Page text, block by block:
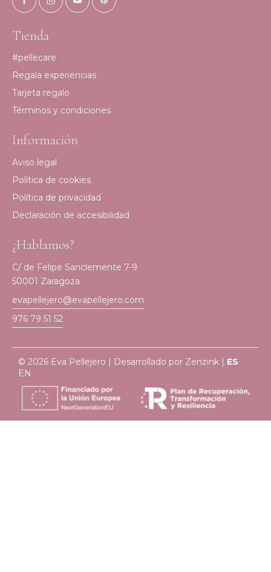
Tienda
#pellecare
Regala experiencias
Tarjeta regalo
Términos y condiciones
Información
Aviso legal
Política de cookies
Política de privacidad
Declaración de accesibilidad
¿Hablamos?
C/ de Felipe Sanclemente 7-9
50001 Zaragoza
evapellejero@evapellejero.com
976 79 51 52
© 2026 Eva Pellejero | Desarrollado por Zenzink | ES
EN